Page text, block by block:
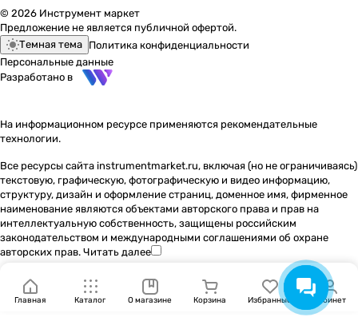
© 2026 Инструмент маркет
Предложение не является публичной офертой.
Темная тема Политика конфиденциальности
Персональные данные
Разработано в
На информационном ресурсе применяются рекомендательные
технологии.
Все ресурсы сайта instrumentmarket.ru, включая (но не ограничиваясь)
текстовую, графическую, фотографическую и видео информацию,
структуру, дизайн и оформление страниц, доменное имя, фирменное
наименование являются объектами авторского права и прав на
интеллектуальную собственность, защищены российским
законодательством и международными соглашениями об охране
авторских прав. Читать далее
Главная Каталог О магазине Корзина Избранные Кабинет